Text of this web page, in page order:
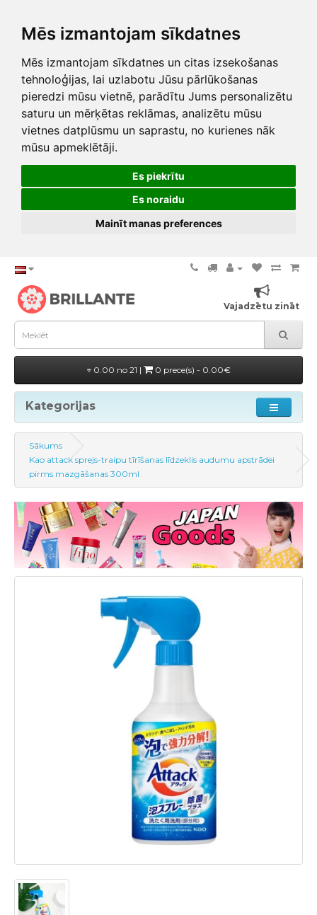
Mēs izmantojam sīkdatnes
Mēs izmantojam sīkdatnes un citas izsekošanas
tehnoloģijas, lai uzlabotu Jūsu pārlūkošanas
pieredzi mūsu vietnē, parādītu Jums personalizētu
saturu un mērķētas reklāmas, analizētu mūsu
vietnes datplūsmu un saprastu, no kurienes nāk
mūsu apmeklētāji.
Es piekrītu
Es noraidu
Mainīt manas preferences
Vajadzētu zināt
0.00 no 21 | 0 prece(s) - 0.00€
Kategorijas
Sākums
Kao attack sprejs-traipu tīrīšanas līdzeklis audumu apstrādei
pirms mazgāšanas 300ml